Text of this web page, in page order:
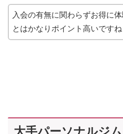
入会の有無に関わらずお得に
とはかなりポイント高いですね
大手パーソナルジ